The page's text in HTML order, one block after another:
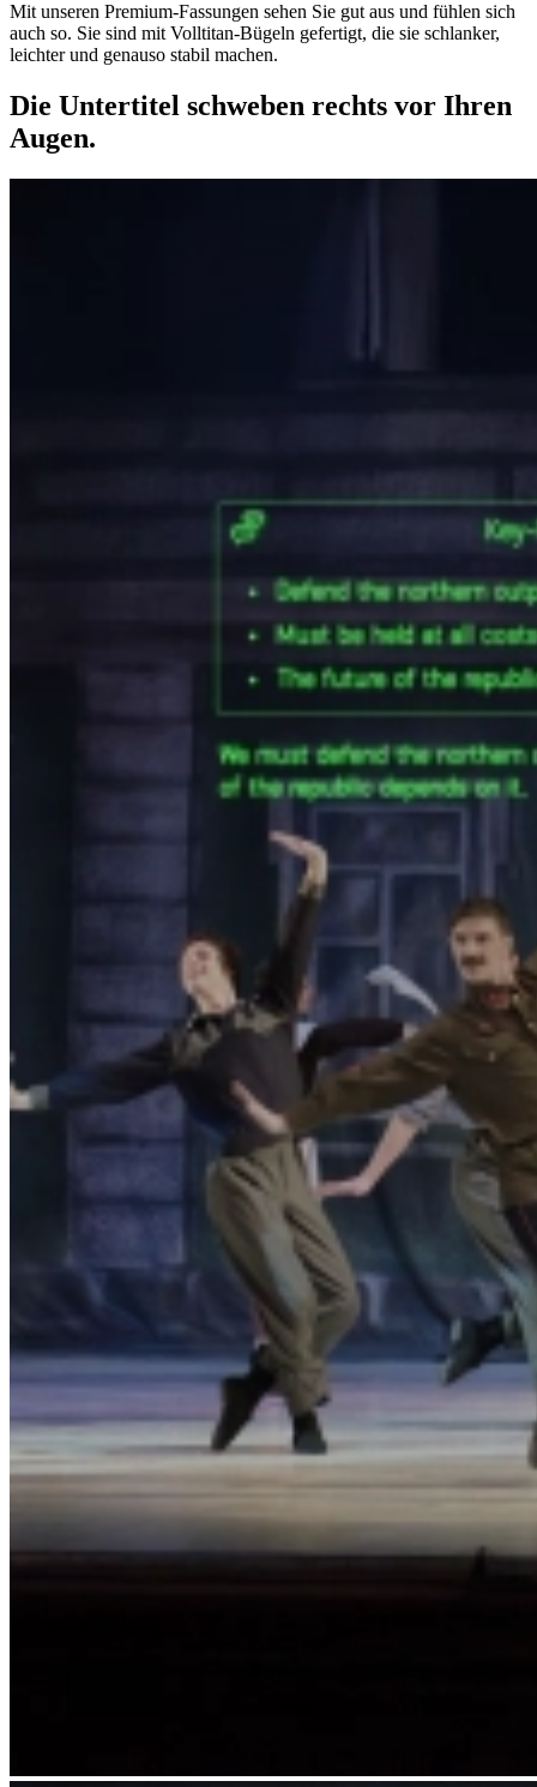
Mit unseren Premium-Fassungen sehen Sie gut aus und fühlen sich
auch so. Sie sind mit Volltitan-Bügeln gefertigt, die sie schlanker,
leichter und genauso stabil machen.
Die Untertitel schweben rechts vor Ihren
Augen.